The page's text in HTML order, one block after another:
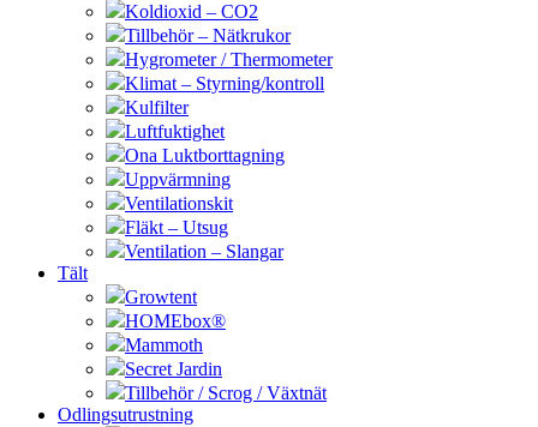
Koldioxid – CO2
Tillbehör – Nätkrukor
Hygrometer / Thermometer
Klimat – Styrning/kontroll
Kulfilter
Luftfuktighet
Ona Luktborttagning
Uppvärmning
Ventilationskit
Fläkt – Utsug
Ventilation – Slangar
Tält
Growtent
HOMEbox®
Mammoth
Secret Jardin
Tillbehör / Scrog / Växtnät
Odlingsutrustning